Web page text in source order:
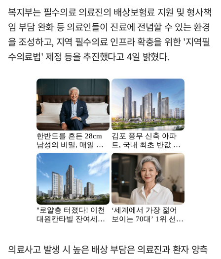
복지부는 필수의료 의료진의 배상보험료 지원 및 형사책
임 부담 완화 등 의료인들이 진료에 전념할 수 있는 환경
을 조성하고, 지역 필수의료 인프라 확충을 위한 '지역필
수의료법' 제정 등을 추진했다고 4일 밝혔다.
의료사고 발생 시 높은 배상 부담은 의료진과 환자 양측